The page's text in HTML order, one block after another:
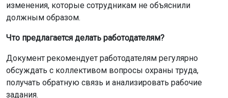
изменения, которые сотрудникам не объяснили
должным образом.
Что предлагается делать работодателям?
Документ рекомендует работодателям регулярно
обсуждать с коллективом вопросы охраны труда,
получать обратную связь и анализировать рабочие
задания.